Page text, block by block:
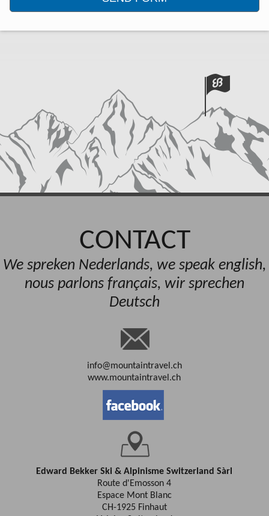
CONTACT
We spreken Nederlands, we speak english,
nous parlons français, wir sprechen
Deutsch
info@mountaintravel.ch
www.mountaintravel.ch
Edward Bekker Ski & Alpinisme Switzerland Sàrl
Route d'Emosson 4
Espace Mont Blanc
CH-1925 Finhaut